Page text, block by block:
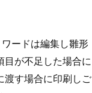
ードは編集し雛形
目が不足した場合に
渡す場合に印刷しご